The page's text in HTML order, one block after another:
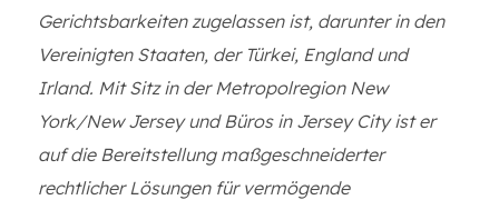
Gerichtsbarkeiten zugelassen ist, darunter in den
Vereinigten Staaten, der Türkei, England und
Irland. Mit Sitz in der Metropolregion New
York/New Jersey und Büros in Jersey City ist er
auf die Bereitstellung maßgeschneiderter
rechtlicher Lösungen für vermögende